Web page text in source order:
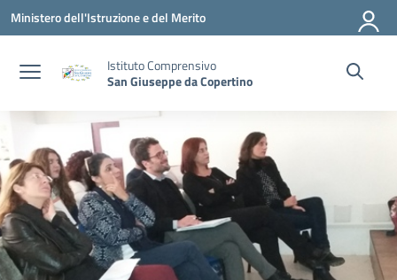
Vai ai contenuti
Vai al menu di navigazione
Vai al footer
Ministero dell'Istruzione e del Merito
Istituto Comprensivo
San Giuseppe da Copertino